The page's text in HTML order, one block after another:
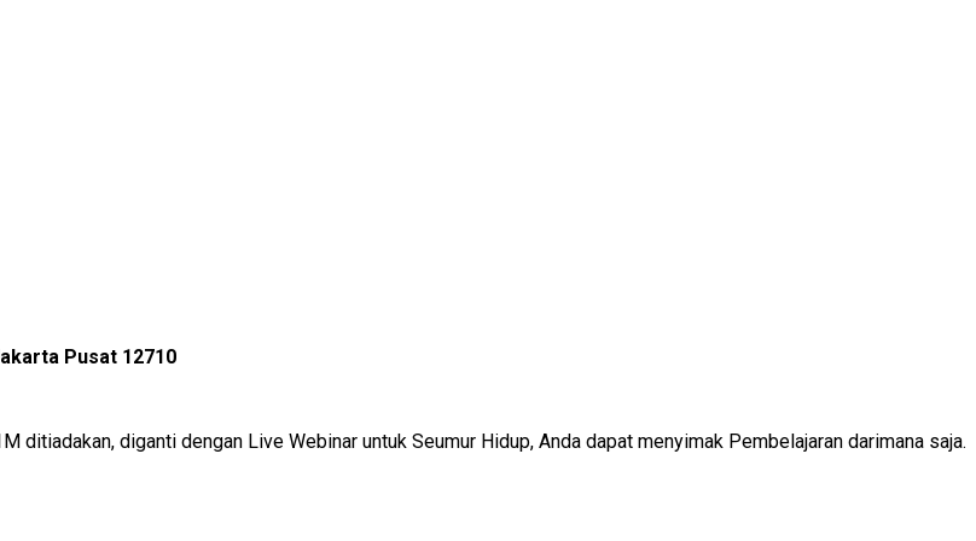
Pusat 12710
ditiadakan, diganti dengan Live Webinar untuk Seumur Hidup, Anda dapat menyimak Pembelajaran darimana saja.